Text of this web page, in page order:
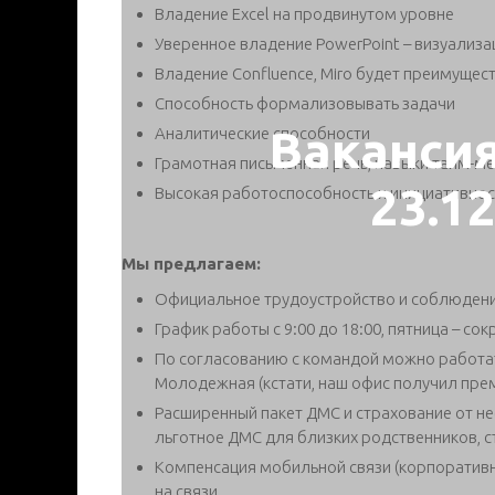
Владение Excel на продвинутом уровне
Уверенное владение PowerPoint –
Владение Confluence, Miro будет
Способность формализовывать задачи
Аналитические способности
Грамотная письменная речь, навыки тайм-
Высокая работоспособность и
Мы предлагаем:
Официальное трудоустройство и
График работы с 9:00 до 18:00, пятница –
По согласованию с командой можно
Молодежная (кстати, наш офис получил
Расширенный пакет ДМС и страхование от
льготное ДМС для близких родственников,
Компенсация мобильной связи
на связи